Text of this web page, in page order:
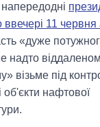
11 червня
«дуже
надто
візьме під
об'єкти нафтової